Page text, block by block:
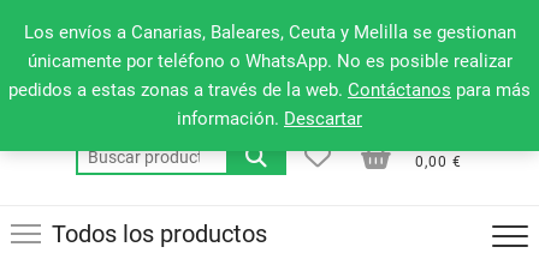
Los envíos a Canarias, Baleares, Ceuta y Melilla se gestionan
únicamente por teléfono o WhatsApp. No es posible realizar
pedidos a estas zonas a través de la web. Contáctanos para más
información. Descartar
contenido
660 079 911
de
la
Buscar
por:
0,00 €
Todos los productos